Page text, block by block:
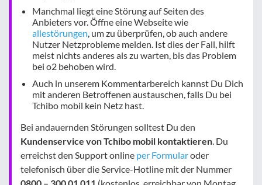
Manchmal liegt eine Störung auf Seiten des
Anbieters vor. Öffne eine Webseite wie
allestörungen, um zu überprüfen, ob auch andere
Nutzer Netzprobleme melden. Ist dies der Fall, hilft
meist nichts anderes als zu warten, bis das Problem
bei o2 behoben wird.
Auch in unserem Kommentarbereich kannst Du Dich
mit anderen Betroffenen austauschen, falls Du bei
Tchibo mobil kein Netz hast.
Bei andauernden Störungen solltest Du den
Kundenservice von Tchibo mobil kontaktieren. Du
erreichst den Support online per Formularoder
telefonisch über die Service-Hotline mit der Nummer